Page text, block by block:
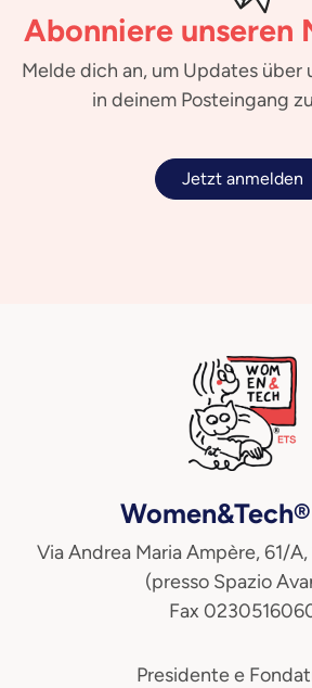
Abonniere unseren
Melde dich an, um Updates über
in deinem Posteingang
Jetzt anmelden
Via Andrea Maria Ampère, 61/A,
(presso Spazio
Fax
Presidente e